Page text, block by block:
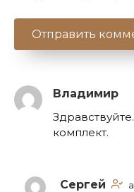
Владимир
комплект.
Сергей